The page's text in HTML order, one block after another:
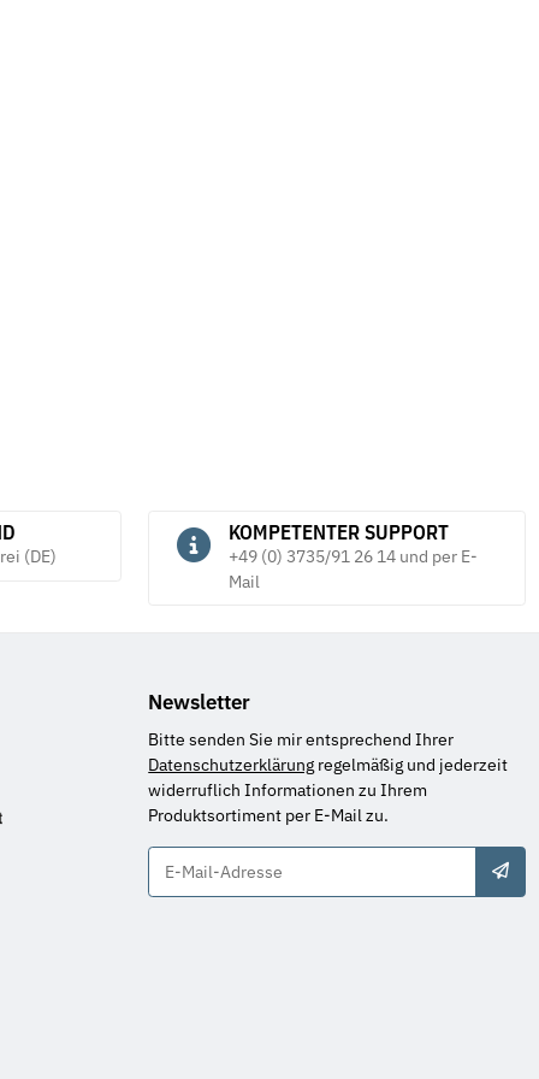
(DE)
KOMPETENTER SUPPORT
+49 (0) 3735/91 26 14 und per E-
Mail
Newsletter
Bitte senden Sie mir entsprechend Ihrer
Datenschutzerklärung regelmäßig und jederzeit
widerruflich Informationen zu Ihrem
Produktsortiment per E-Mail zu.